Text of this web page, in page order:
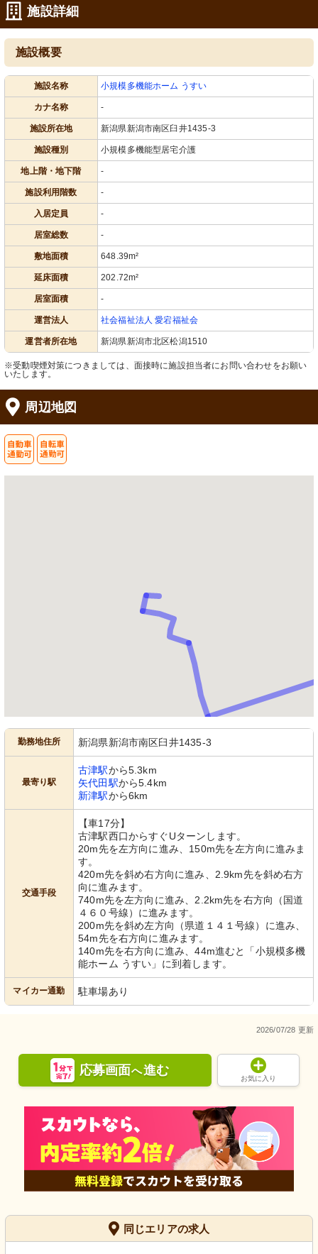
施設詳細
施設概要
施設名称 小規模多機能ホーム うすい
カナ名称 -
施設所在地 新潟県新潟市南区臼井1435-3
施設種別 小規模多機能型居宅介護
地上階・地下階 -
施設利用階数 -
入居定員 -
居室総数 -
敷地面積 648.39m²
延床面積 202.72m²
居室面積 -
運営法人 社会福祉法人 愛宕福祉会
運営者所在地 新潟県新潟市北区松潟1510
※受動喫煙対策につきましては、面接時に施設担当者にお問い合わせをお願い
いたします。
周辺地図
勤務地住所 新潟県新潟市南区臼井1435-3
最寄り駅
古津駅から5.3km
矢代田駅から5.4km
新津駅から6km
交通手段
【車17分】
古津駅西口からすぐUターンします。
20m先を左方向に進み、150m先を左方向に進みま
す。
420m先を斜め右方向に進み、2.9km先を斜め右方
向に進みます。
740m先を左方向に進み、2.2km先を右方向（国道
４６０号線）に進みます。
200m先を斜め左方向（県道１４１号線）に進み、
54m先を右方向に進みます。
140m先を右方向に進み、44m進むと「小規模多機
能ホーム うすい」に到着します。
マイカー通勤 駐車場あり
2026/07/28 更新
応募画面へ進む
お気に入り
同じエリアの求人